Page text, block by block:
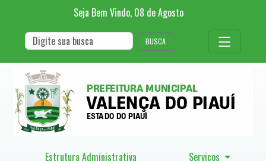
Seja Bem Vindo, 08 deAgosto
BUSCA
Estrutura Administrativa
Serviços